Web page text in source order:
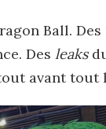
Ball.
Des leaks
avant